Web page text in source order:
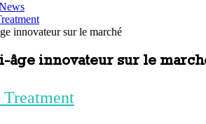
innovateur sur le marché
âge innovateur sur le